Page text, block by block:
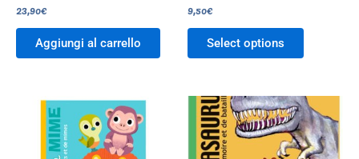
23,90€
Aggiungi al carrello
9,50€
Select options